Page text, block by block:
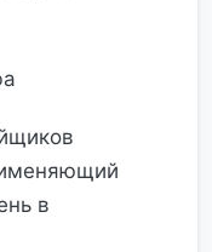
в